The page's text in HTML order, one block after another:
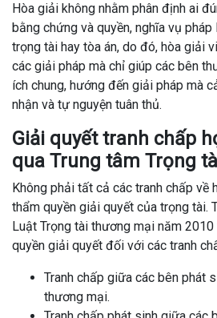
Hòa giải không nhằm phân định ai
bằng chứng và quyền, nghĩa vụ
trọng tài hay tòa án, do đó, hòa giải
các giải pháp mà chỉ giúp các bên
ích chung, hướng đến giải pháp mà
nhận và tự nguyện tuân thủ.
Giải quyết tranh chấp
qua Trung tâm Trọng
Không phải tất cả các tranh chấp về
thẩm quyền giải quyết của trọng tài.
Luật Trọng tài thương mại năm
quyền giải quyết đối với các tranh
Tranh chấp giữa các bên phát
thương mại.